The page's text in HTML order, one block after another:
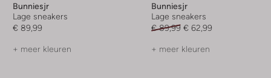
Bunniesjr
Lage sneakers
€ 89,99
+ meer kleuren
Bunniesjr
Lage sneakers
€ 89,99 € 62,99
+ meer kleuren